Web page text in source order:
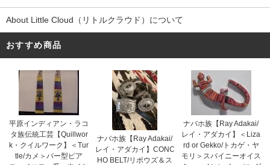
About Little Cloud（リトルクラウド）について
おすすめ商品
平原インディアン・ラコ
タ族伝統工芸【Quillwor
k・クイルワーク】＜Tur
tle/カメ＞バー型ピア
ナバホ族【Ray Adakai/
レイ・アダカイ】CONC
HO BELT/リポウズ＆ス
ナバホ族【Ray Adakai/
レイ・アダカイ】＜Liza
rd or Gekko/トカゲ・ヤ
モリ＞スパイニーオイス